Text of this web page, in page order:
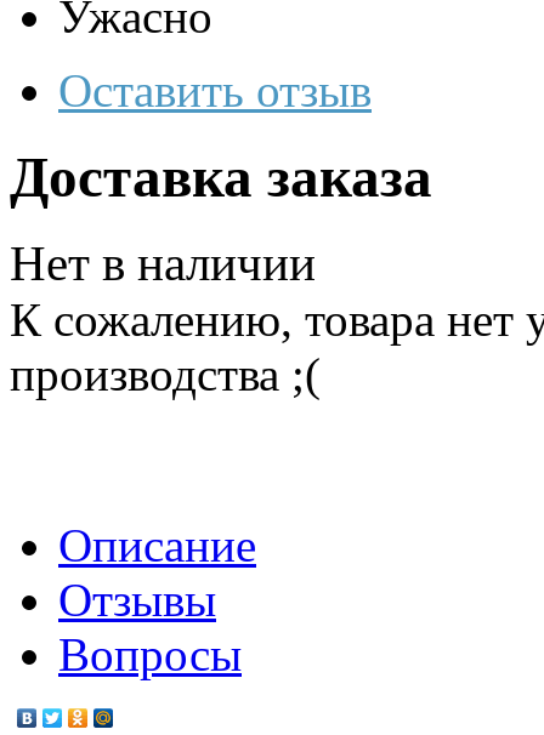
Ужасно
Оставить отзыв
Доставка заказа
Нет в наличии
К сожалению, товара нет
производства ;(
Описание
Отзывы
Вопросы